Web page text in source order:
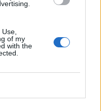
of my
with the
di San
le stelle